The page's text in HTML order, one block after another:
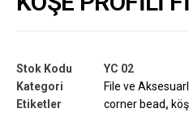
Stok Kodu
YC 02
Kategori
File ve
Etiketler
corner bead,